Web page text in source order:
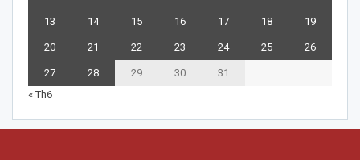
13 14 15 16 17 18 19
20 21 22 23 24 25 26
27 28 29 30
31
« Th6